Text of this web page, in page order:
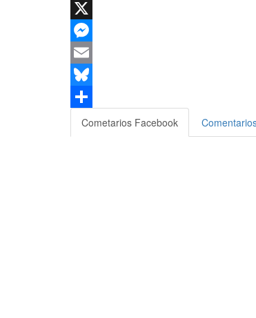
WhatsApp
X
Messenger
Email
Bluesky
Compartir
Cometarios Facebook